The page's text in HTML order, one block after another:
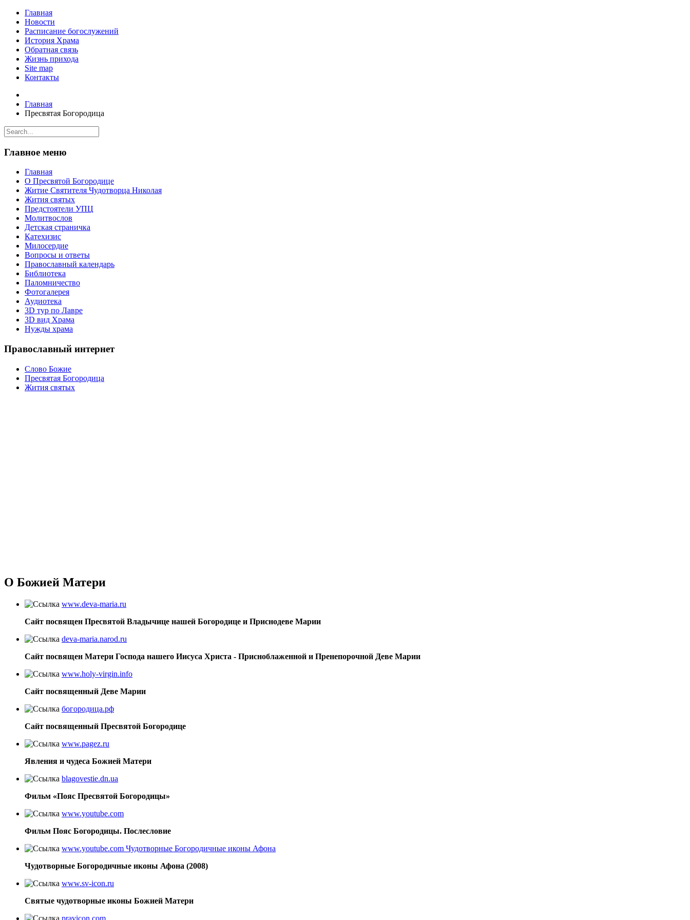
Главная
Новости
Расписание богослужений
История Храма
Обратная связь
Жизнь прихода
Site map
Контакты
Главная
Пресвятая Богородица
Главное меню
Главная
О Пресвятой Богородице
Житие Святителя Чудотворца Николая
Жития святых
Предстоятели УПЦ
Молитвослов
Детская страничка
Катехизис
Милосердие
Вопросы и ответы
Православный календарь
Библиотека
Паломничество
Фотогалерея
Аудиотека
3D тур по Лавре
3D вид Храма
Нужды храма
Православный интернет
Слово Божие
Пресвятая Богородица
Жития святых
О Божией Матери
www.deva-maria.ru
Сайт посвящен Пресвятой Владычице нашей Богородице и Приснодеве Марии
deva-maria.narod.ru
Сайт посвящен Матери Господа нашего Иисуса Христа - Присноблаженной и Пренепорочной Деве Марии
www.holy-virgin.info
Сайт посвященный Деве Марии
богородица.рф
Сайт посвященный Пресвятой Богородице
www.pagez.ru
Явления и чудеса Божией Матери
blagovestie.dn.ua
Фильм «Пояс Пресвятой Богородицы»
www.youtube.com
Фильм Пояс Богородицы. Послесловие
www.youtube.com Чудотворные Богородичные иконы Афона
Чудотворные Богородичные иконы Афона (2008)
www.sv-icon.ru
Святые чудотворные иконы Божией Матери
pravicon.com